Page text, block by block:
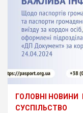
ГОЛОВНІ НОВИНИ
СУСПІЛЬСТВО